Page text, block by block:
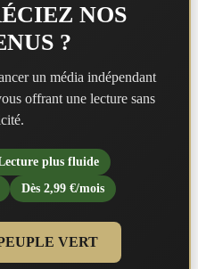
NOS
?
un média indépendant
offrant une lecture sans
plus fluide
Dès 2,99 €/mois
VERT